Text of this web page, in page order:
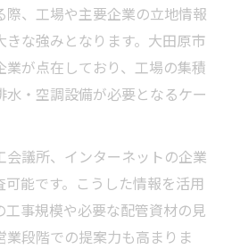
、工場や主要企業の立地情報
きな強みとなります。大田原市
業が点在しており、工場の集積
・空調設備が必要となるケー
議所、インターネットの企業
能です。こうした情報を活用
工事規模や必要な配管資材の見
段階での提案力も高まりま